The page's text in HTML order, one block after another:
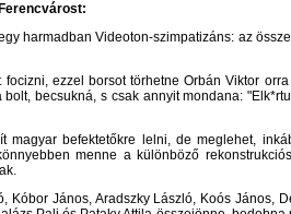
harmadban Videoton-szimpatizáns: az
ezzel borsot törhetne Orbán Viktor orra
becsukná, s csak annyit mondana:
magyar befektetőkre lelni, de meglehet,
menne a különböző
Kóbor János, Aradszky László, Koós János,